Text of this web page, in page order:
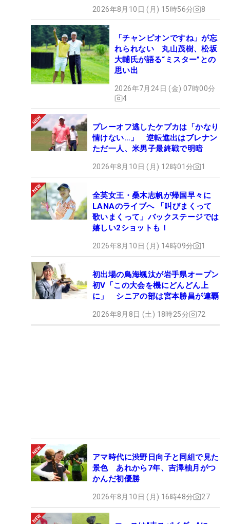
2026年8月10日 (月) 15時56分 8
「チャンピオンですね」が忘
れられない 丸山茂樹、松坂
大輔氏が語る“ミスター”との
思い出
2026年7月24日 (金) 07時00分
4
プレーオフ逃したケプカは「かなり
情けない…」 逆転進出はブレナン
ただ一人、米男子最終戦で明暗
2026年8月10日 (月) 12時01分 1
全英女王・桑木志帆が帰国早々に
LANAのライブへ 「叫びまくって
歌いまくって」バックステージでは
嬉しい2ショットも！
2026年8月10日 (月) 14時09分 1
初出場の鳥海颯汰が岩手県オープン
初V「この大会を機にどんどん上
に」 シニアの部は宮本勝昌が連覇
2026年8月8日 (土) 18時25分 72
アマ時代に渋野日向子と同組で見た
景色 あれから7年、吉澤柚月がつ
かんだ初優勝
2026年8月10日 (月) 16時48分 27